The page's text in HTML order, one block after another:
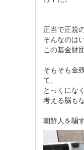
正当で正規
そんなのは
この基金財
そもそも金
て、
とっくにな
考える脳も
朝鮮人を騙